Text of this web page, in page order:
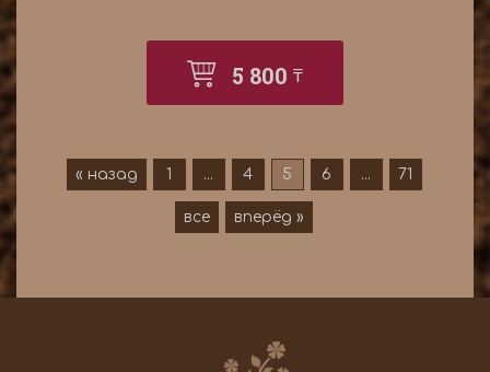
5 800 ₸
« назад 1 ... 4 5 6 ... 71
все вперёд »